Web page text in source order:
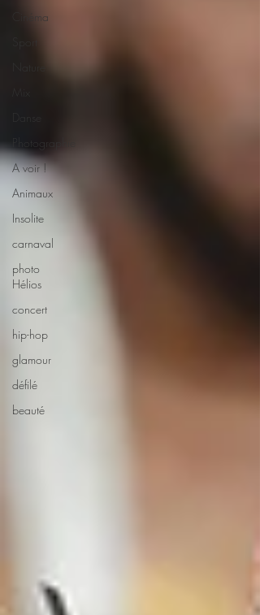
Cinéma
Photographie
A voir !
Animaux
Insolite
carnaval
photo
Hélios
concert
hip-hop
glamour
défilé
beauté